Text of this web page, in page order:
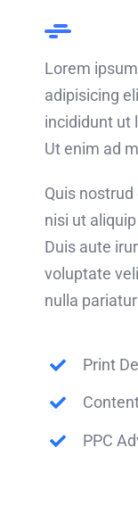
Lorem
adipisicing
incididunt ut
Ut enim ad
Quis
nisi ut
Duis aute
voluptate
nulla
Print
PPC